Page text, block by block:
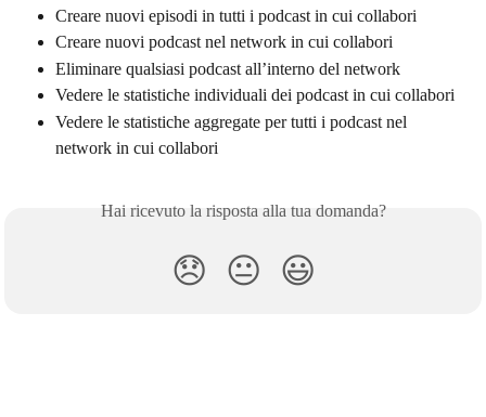
Creare nuovi episodi in tutti i podcast in cui collabori
Creare nuovi podcast nel network in cui collabori
Eliminare qualsiasi podcast all’interno del network
Vedere le statistiche individuali dei podcast in cui collabori
Vedere le statistiche aggregate per tutti i podcast nel
network in cui collabori
Hai ricevuto la risposta alla tua domanda?
😞 😐 😃